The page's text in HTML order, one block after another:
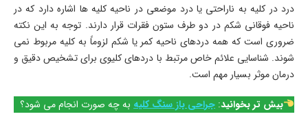
درد در کلیه به ناراحتی یا درد موضعی در ناحیه کلیه ها اشاره دارد که در
ناحیه فوقانی شکم در دو طرف ستون فقرات قرار دارند. توجه به این نکته
ضروری است که همه دردهای ناحیه کمر یا شکم لزوماً به کلیه مربوط نمی
شوند. شناسایی علائم خاص مرتبط با دردهای کلیوی برای تشخیص دقیق و
درمان موثر بسیار مهم است.
بیش تر بخوانید: جراحی باز سنگ کلیهبه چه صورت انجام می شود؟